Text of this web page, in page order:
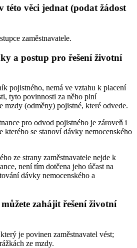
této věci jednat (podat žádost
zaměstnavatele.
a postup pro řešení životní
pojistného, nemá ve vztahu k placení
tyto povinnosti za něho plní
mzdy (odměny) pojistné, které odvede.
pro odvod pojistného je zároveň i
kterého se stanoví dávky nemocenského
ze strany zaměstnavatele nejde k
není tím dotčena jeho účast na
dávky nemocenského a
zahájit řešení životní
je povinen zaměstnavatel vést;
ze mzdy.